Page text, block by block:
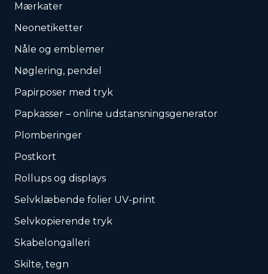
Mærkater
Neonetiketter
Nåle og emblemer
Nøglering, pendel
Papirposer med tryk
Papkasser – online udstansningsgenerator
Plomberinger
Postkort
Rollups og displays
Selvklæbende folier UV-print
Selvkopierende tryk
Skabelongalleri
Skilte, tegn